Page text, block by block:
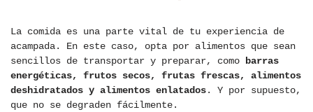
La comida es una parte vital de tu experiencia de
acampada. En este caso, opta por alimentos que sean
sencillos de transportar y preparar, como barras
energéticas, frutos secos, frutas frescas, alimentos
deshidratados y alimentos enlatados. Y por supuesto,
que no se degraden fácilmente.